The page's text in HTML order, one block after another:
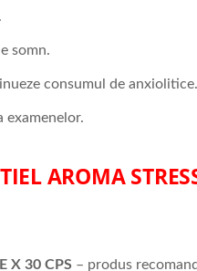
somn.
consumul de anxiolitice.
AROMA
X 30 CPS– produs